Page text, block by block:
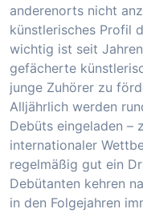
anderenorts nicht
künstlerisches Profil
wichtig ist seit
gefächerte
junge Zuhörer zu
Alljährlich werden
Debüts eingeladen –
internationaler
regelmäßig gut ein
Debütanten kehren
in den Folgejahren